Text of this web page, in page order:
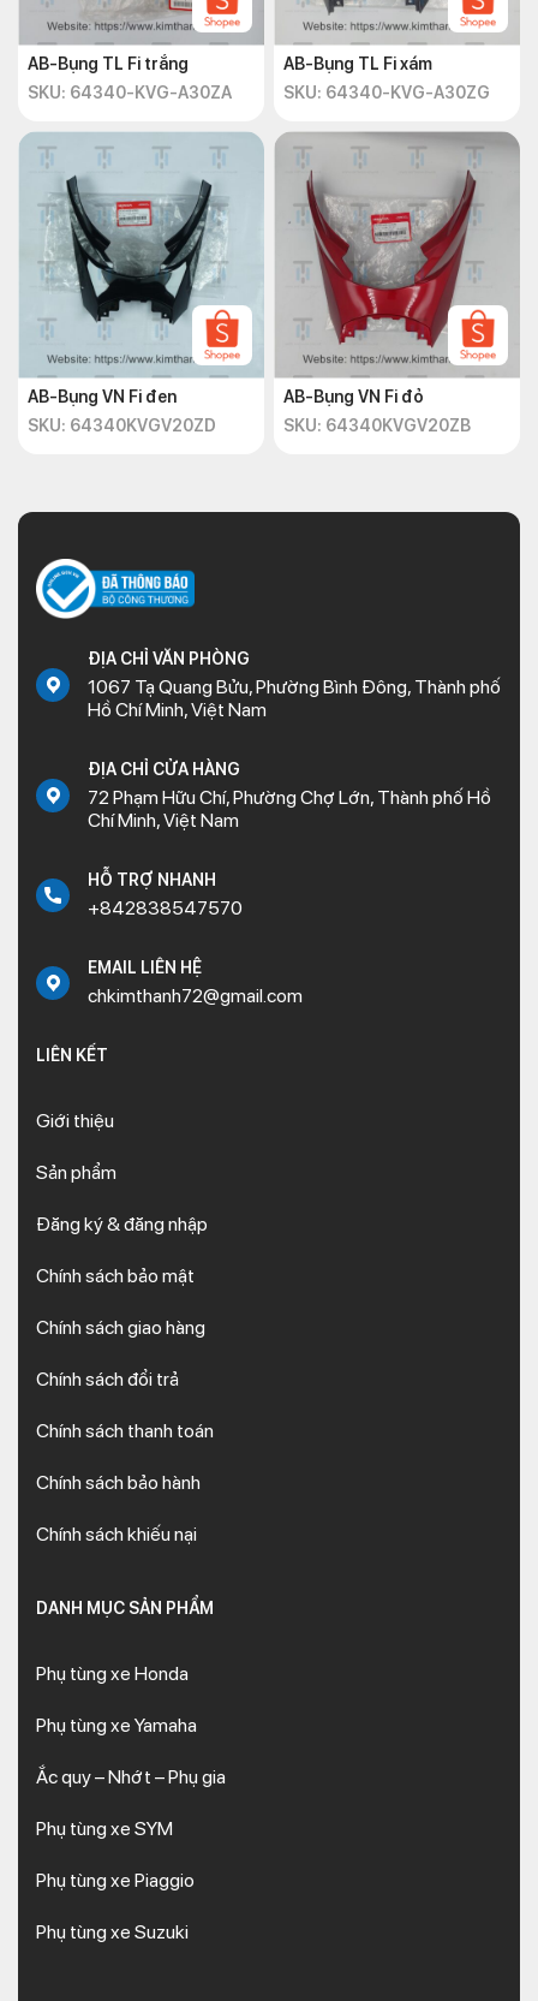
AB-Bụng TL Fi trắng
SKU: 64340-KVG-A30ZA
AB-Bụng TL Fi xám
SKU: 64340-KVG-A30ZG
AB-Bụng VN Fi đen
SKU: 64340KVGV20ZD
AB-Bụng VN Fi đỏ
SKU: 64340KVGV20ZB
ĐỊA CHỈ VĂN PHÒNG
1067 Tạ Quang Bửu, Phường Bình Đông, Thành phố
Hồ Chí Minh, Việt Nam
ĐỊA CHỈ CỬA HÀNG
72 Phạm Hữu Chí, Phường Chợ Lớn, Thành phố Hồ
Chí Minh, Việt Nam
HỖ TRỢ NHANH
+842838547570
EMAIL LIÊN HỆ
chkimthanh72@gmail.com
LIÊN KẾT
Giới thiệu
Sản phẩm
Đăng ký & đăng nhập
Chính sách bảo mật
Chính sách giao hàng
Chính sách đổi trả
Chính sách thanh toán
Chính sách bảo hành
Chính sách khiếu nại
DANH MỤC SẢN PHẨM
Phụ tùng xe Honda
Phụ tùng xe Yamaha
Ắc quy – Nhớt – Phụ gia
Phụ tùng xe SYM
Phụ tùng xe Piaggio
Phụ tùng xe Suzuki